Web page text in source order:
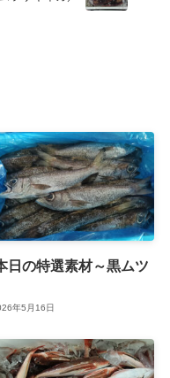
日の特選素材～黒ムツ
年5月16日